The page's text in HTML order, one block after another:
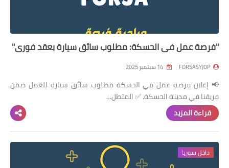
"فرصة عمل في الحسكة: مطلوب سائق سيارة بعقد فوري"
FORSASYJOP
📢 إعلان فرصة عمل في الحسكة مطلوب سائق سيارة للعمل ضمن
فريقنا في مدينة الحسكة. ✅ المتطل…
قراءة المزيد
داخل سوريا